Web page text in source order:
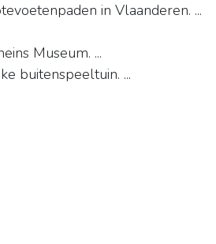
in Vlaanderen. ...
Museum. ...
buitenspeeltuin. ...